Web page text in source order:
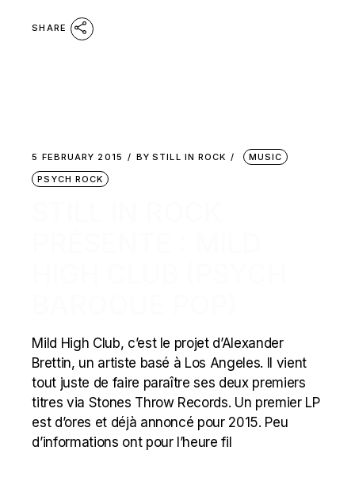
SHARE
5 FEBRUARY 2015 BY STILL IN ROCK
MUSIC
PSYCH ROCK
Mild High Club, c’est le projet d’Alexander
Brettin, un artiste basé à Los Angeles. Il vient
tout juste de faire paraître ses deux premiers
titres via Stones Throw Records. Un premier LP
est d’ores et déjà annoncé pour 2015. Peu
d’informations ont pour l’heure fil